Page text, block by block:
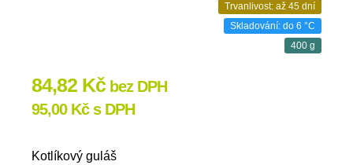
Trvanlivost: až 45 dní
Skladování: do 6 °C
400 g
84,82 Kč bez DPH
95,00 Kčs DPH
Kotlíkový guláš